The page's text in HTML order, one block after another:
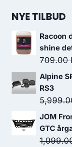
NYE TILBUD
Racoon
shine
709.00
Alpine
RS3
JOM
GTC